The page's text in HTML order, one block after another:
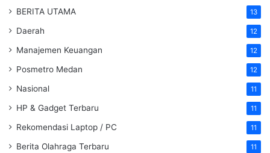
BERITA UTAMA 13
Daerah 12
Manajemen Keuangan 12
Posmetro Medan 12
Nasional 11
HP & Gadget Terbaru 11
Rekomendasi Laptop / PC 11
Berita Olahraga Terbaru 11